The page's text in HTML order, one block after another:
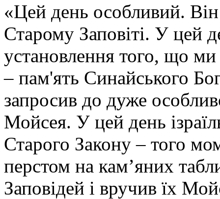
«Цей день особливий.
Старому Заповіті. У цей
установлення того, що
– пам'ять Синайського
запросив до дуже
Мойсея. У цей день
Старого Закону – того
перстом на кам’яних
Заповідей і вручив їх